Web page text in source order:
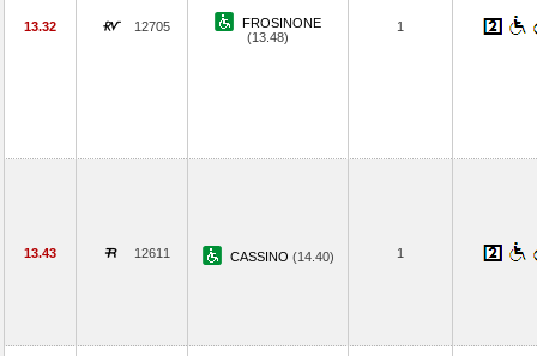
13.32 12705
FROSINONE
(13.48)
1
13.43 12611 CASSINO (14.40) 1